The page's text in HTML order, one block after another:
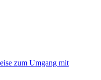
zum Umgang mit